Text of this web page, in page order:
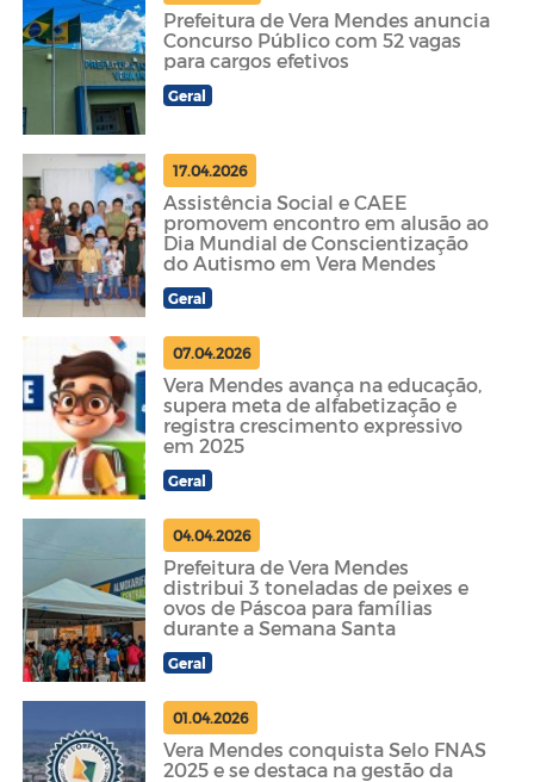
Prefeitura de Vera Mendes anuncia
Concurso Público com 52 vagas
para cargos efetivos
Geral
17.04.2026
Assistência Social e CAEE
promovem encontro em alusão ao
Dia Mundial de Conscientização
do Autismo em Vera Mendes
Geral
07.04.2026
Vera Mendes avança na educação,
supera meta de alfabetização e
registra crescimento expressivo
em 2025
Geral
04.04.2026
Prefeitura de Vera Mendes
distribui 3 toneladas de peixes e
ovos de Páscoa para famílias
durante a Semana Santa
Geral
01.04.2026
Vera Mendes conquista Selo FNAS
2025 e se destaca na gestão da